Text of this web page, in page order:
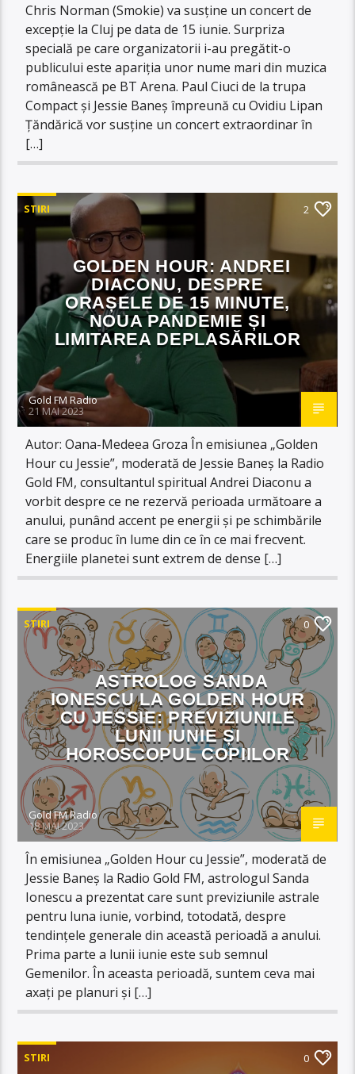
Chris Norman (Smokie) va susține un concert de
excepție la Cluj pe data de 15 iunie. Surpriza
specială pe care organizatorii i-au pregătit-o
publicului este apariția unor nume mari din muzica
românească pe BT Arena. Paul Ciuci de la trupa
Compact și Jessie Baneș împreună cu Ovidiu Lipan
Ţăndărică vor susţine un concert extraordinar în
[…]
STIRI 2
GOLDEN HOUR: ANDREI
DIACONU, DESPRE
ORAȘELE DE 15 MINUTE,
NOUA PANDEMIE ȘI
LIMITAREA DEPLASĂRILOR
Gold FM Radio
21 MAI 2023
Autor: Oana-Medeea Groza În emisiunea „Golden
Hour cu Jessie”, moderată de Jessie Baneș la Radio
Gold FM, consultantul spiritual Andrei Diaconu a
vorbit despre ce ne rezervă perioada următoare a
anului, punând accent pe energii și pe schimbările
care se produc în lume din ce în ce mai frecvent.
Energiile planetei sunt extrem de dense […]
STIRI 0
ASTROLOG SANDA
IONESCU LA GOLDEN HOUR
CU JESSIE: PREVIZIUNILE
LUNII IUNIE ȘI
HOROSCOPUL COPIILOR
Gold FM Radio
18 MAI 2023
În emisiunea „Golden Hour cu Jessie”, moderată de
Jessie Baneș la Radio Gold FM, astrologul Sanda
Ionescu a prezentat care sunt previziunile astrale
pentru luna iunie, vorbind, totodată, despre
tendințele generale din această perioadă a anului.
Prima parte a lunii iunie este sub semnul
Gemenilor. În aceasta perioadă, suntem ceva mai
axați pe planuri și […]
STIRI 0